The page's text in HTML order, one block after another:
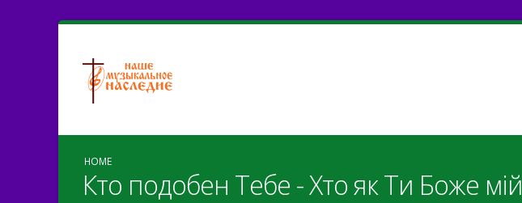
HOME
Кто подобен Тебе - Хто як Ти Боже мій